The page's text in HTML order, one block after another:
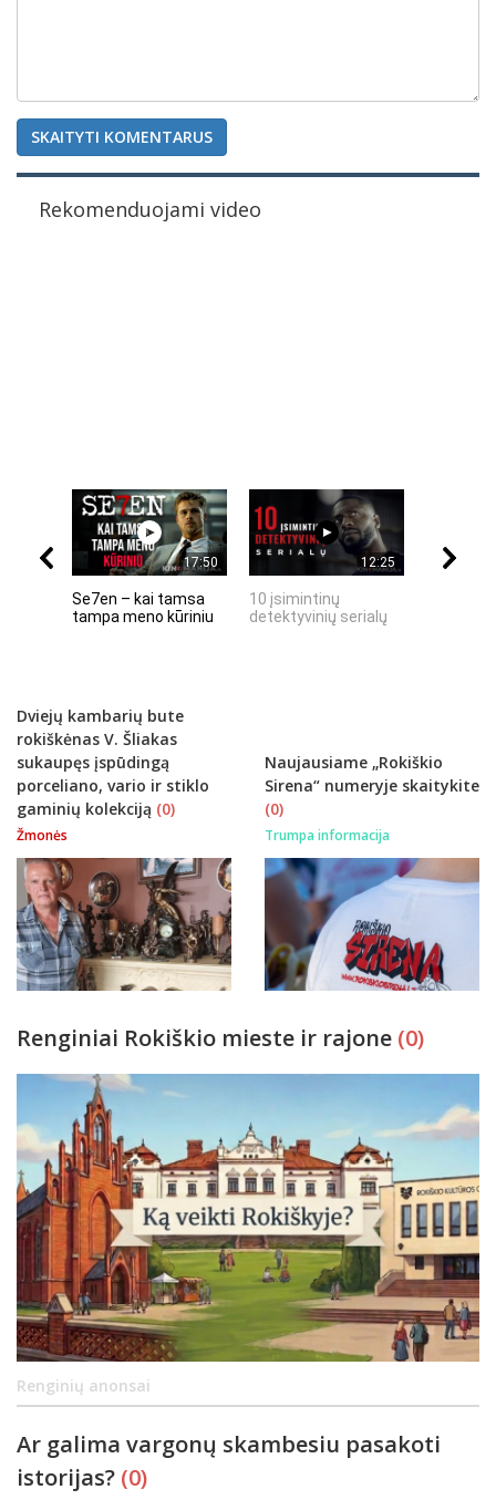
SKAITYTI KOMENTARUS
Rekomenduojami video
17:50
Se7en – kai tamsa
tampa meno kūriniu
12:25
10 įsimintinų
detektyvinių serialų
Dviejų kambarių bute
rokiškėnas V. Šliakas
sukaupęs įspūdingą
porceliano, vario ir stiklo
gaminių kolekciją (0)
Žmonės
Naujausiame „Rokiškio
Sirena“ numeryje skaitykite
(0)
Trumpa informacija
Renginiai Rokiškio mieste ir rajone (0)
Renginių anonsai
Ar galima vargonų skambesiu pasakoti
istorijas? (0)